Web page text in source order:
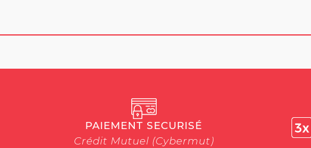
PAIEMENT SECURISÉ
Crédit Mutuel (Cybermut)